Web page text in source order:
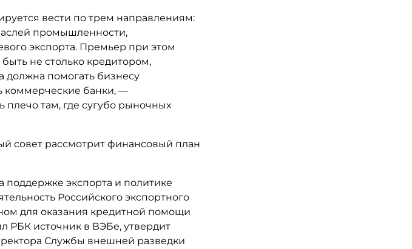
вести по трем направлениям:
промышленности,
экспорта. Премьер при этом
не столько кредитором,
должна помогать бизнесу
коммерческие банки, —
там, где сугубо рыночных
совет рассмотрит финансовый план
поддержке экспорта и политике
Российского экспортного
для оказания кредитной помощи
РБК источник в ВЭБе, утвердит
Службы внешней разведки